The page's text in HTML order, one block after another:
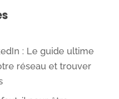
: Le guide ultime
réseau et trouver